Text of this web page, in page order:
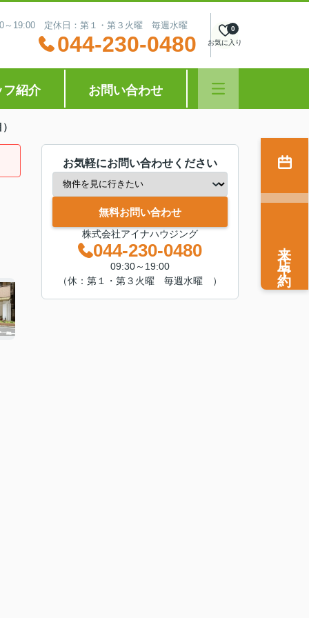
～19:00 定休日：第１・第３火曜 毎週水曜
044-230-0480 お気に入り
0
フ紹介 お問い合わせ
お気軽にお問い合わせください
無料お問い合わせ
株式会社アイナハウジング
044-230-0480
09:30～19:00
（休：第１・第３火曜 毎週水曜 ）
来店予約